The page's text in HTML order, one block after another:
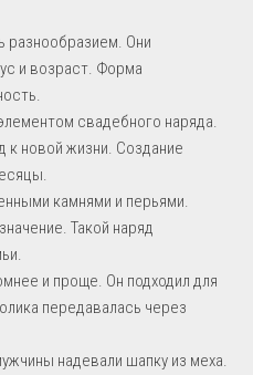
разнообразием. Они
и возраст. Форма
свадебного наряда.
к новой жизни. Создание
камнями и перьями.
Такой наряд
и проще. Он подходил для
передавалась через
надевали шапку из меха.